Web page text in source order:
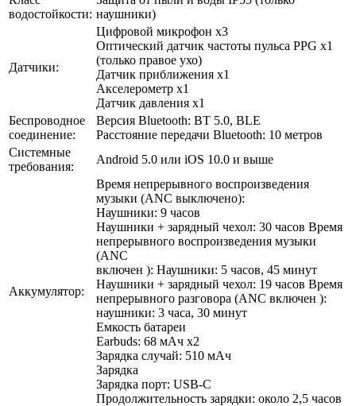
водостойкости: наушники)
Датчики:
Цифровой микрофон x3
Оптический датчик частоты пульса PPG x1
(только правое ухо)
Датчик приближения x1
Акселерометр x1
Датчик давления x1
Беспроводное
соединение:
Версия Bluetooth: BT 5.0, BLE
Расстояние передачи Bluetooth: 10 метров
Системные
требования:
Android 5.0 или iOS 10.0 и выше
Аккумулятор:
Время непрерывного воспроизведения
музыки (ANC выключено):
Наушники: 9 часов
Наушники + зарядный чехол: 30 часов Время
непрерывного воспроизведения музыки
(ANC
включен ): Наушники: 5 часов, 45 минут
Наушники + зарядный чехол: 19 часов Время
непрерывного разговора (ANC включен ):
наушники: 3 часа, 30 минут
Емкость батареи
Earbuds: 68 мАч x2
Зарядка случай: 510 мАч
Зарядка
Зарядка порт: USB-С
Продолжительность зарядки: около 2,5 часов